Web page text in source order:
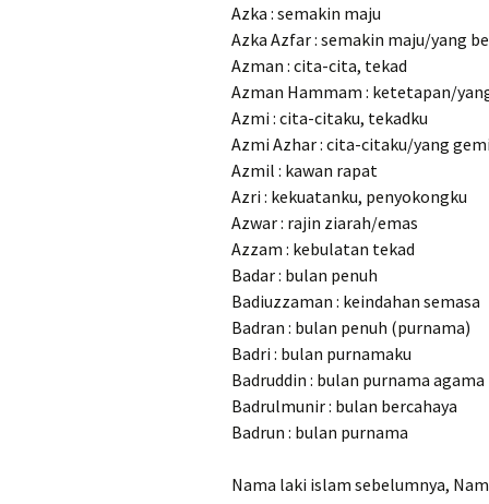
Azka : semakin maju
Azka Azfar : semakin maju/yang
Azman : cita-cita, tekad
Azman Hammam : ketetapan/
Azmi : cita-citaku, tekadku
Azmi Azhar : cita-citaku/yang
Azmil : kawan rapat
Azri : kekuatanku, penyokongku
Azwar : rajin ziarah/emas
Azzam : kebulatan tekad
Badar : bulan penuh
Badiuzzaman : keindahan semasa
Badran : bulan penuh (purnama)
Badri : bulan purnamaku
Badruddin : bulan purnama agama
Badrulmunir : bulan bercahaya
Badrun : bulan purnama
Nama laki islam sebelumnya,